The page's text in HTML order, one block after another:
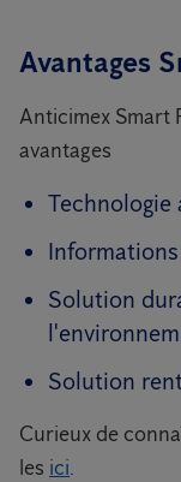
Avantages
Anticimex Smart
avantages
Technologie
Solution
Solution
Curieux de
les ici.